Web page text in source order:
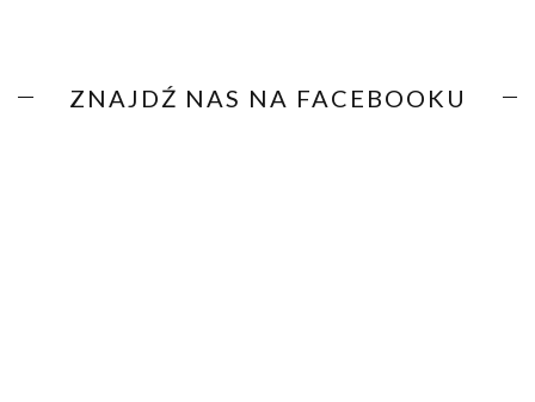
ZNAJDŹ NAS NA FACEBOOKU